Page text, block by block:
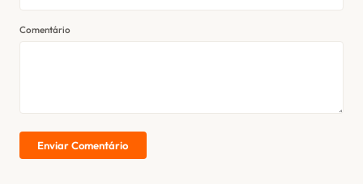
Comentário
Enviar Comentário